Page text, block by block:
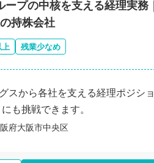
プの中核を支える経理実務
持株会社
残業少なめ
スから各社を支える経理ポジシ
も挑戦できます。
府大阪市中央区